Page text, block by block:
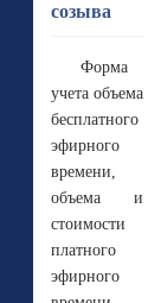
созыва
Форма
учета объема
бесплатного
эфирного
времени,
объема и
стоимости
платного
эфирного